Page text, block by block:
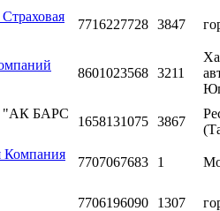
7716227728 3847
8601023568 3211
"АК БАРС
1658131075 3867
Компания
7707067683 1
7706196090 1307